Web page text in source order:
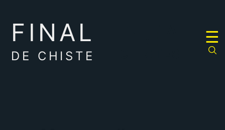
FINAL
DE CHISTE
☰